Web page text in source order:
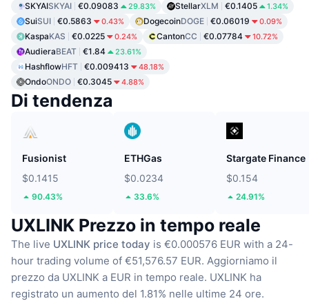
SKYAISKYAI €0.09083 29.83% StellarXLM €0.1405 1.34%
SuiSUI €0.5863 0.43% DogecoinDOGE €0.06019 0.09%
KaspaKAS €0.0225 0.24% CantonCC €0.07784 10.72%
AudieraBEAT €1.84 23.61%
HashflowHFT €0.009413 48.18%
OndoONDO €0.3045 4.88%
Di tendenza
Fusionist
$0.1415
90.43%
ETHGas
$0.0234
33.6%
Stargate Finance
$0.154
24.91%
UXLINK Prezzo in tempo reale
The live UXLINK price today is €0.000576 EUR with a 24-
hour trading volume of €51,576.57 EUR. Aggiorniamo il
prezzo da UXLINK a EUR in tempo reale. UXLINK ha
registrato un aumento del 1.81% nelle ultime 24 ore.